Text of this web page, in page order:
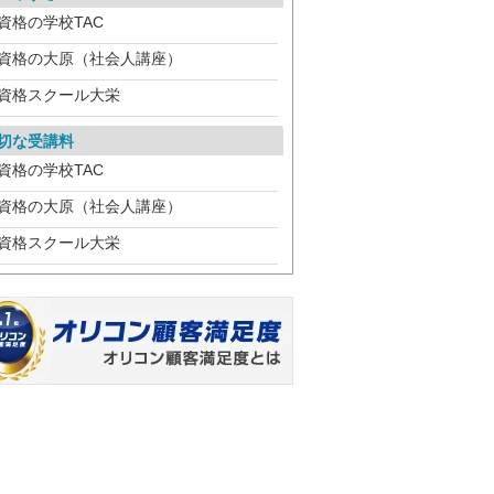
格の学校TAC
格の大原（社会人講座）
格スクール大栄
な受講料
格の学校TAC
格の大原（社会人講座）
格スクール大栄